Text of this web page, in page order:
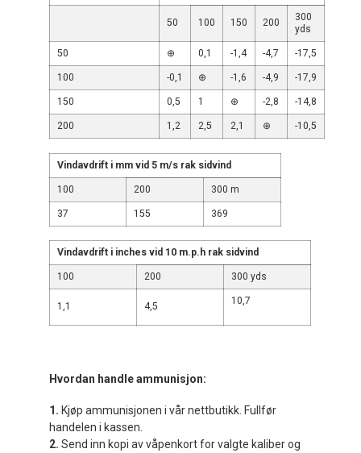
50 100 150 200
300
yds
50 ⊕ 0,1 -1,4 -4,7 -17,5
100 -0,1 ⊕ -1,6 -4,9 -17,9
150 0,5 1 ⊕ -2,8 -14,8
200 1,2 2,5 2,1 ⊕ -10,5
Vindavdrift i mm vid 5 m/s rak sidvind
100 200 300 m
37 155 369
Vindavdrift i inches vid 10 m.p.h rak sidvind
100 200 300 yds
1,1 4,5 10,7
Hvordan handle ammunisjon:
1. Kjøp ammunisjonen i vår nettbutikk. Fullfør
handelen i kassen.
2. Send inn kopi av våpenkort for valgte kaliber og